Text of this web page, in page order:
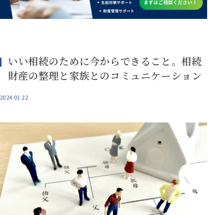
いい相続のために今からできること。相続
財産の整理と家族とのコミュニケーション
2024.01.22